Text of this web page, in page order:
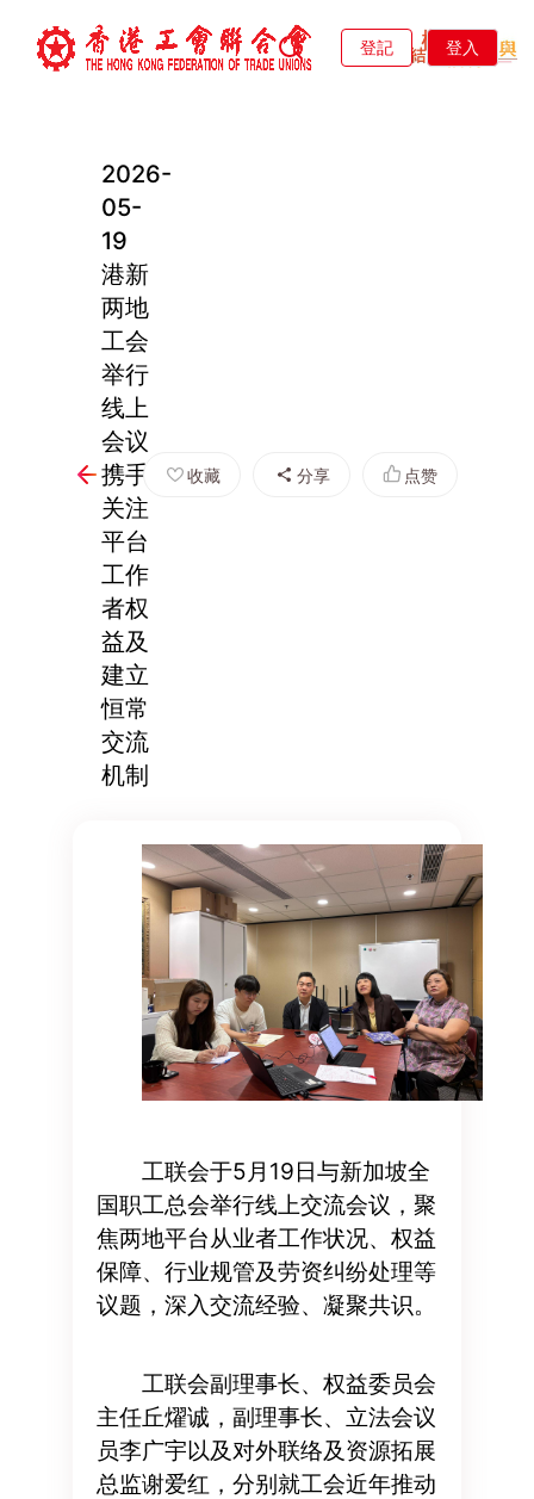
登記 登入
2026-
05-
19
港新
两地
工会
举行
线上
会议
携手
关注
平台
工作
者权
益及
建立
恒常
交流
机制
收藏 分享 点赞
工联会于5月19日与新加坡全
国职工总会举行线上交流会议，聚
焦两地平台从业者工作状况、权益
保障、行业规管及劳资纠纷处理等
议题，深入交流经验、凝聚共识。
工联会副理事长、权益委员会
主任丘燿诚，副理事长、立法会议
员李广宇以及对外联络及资源拓展
总监谢爱红，分别就工会近年推动